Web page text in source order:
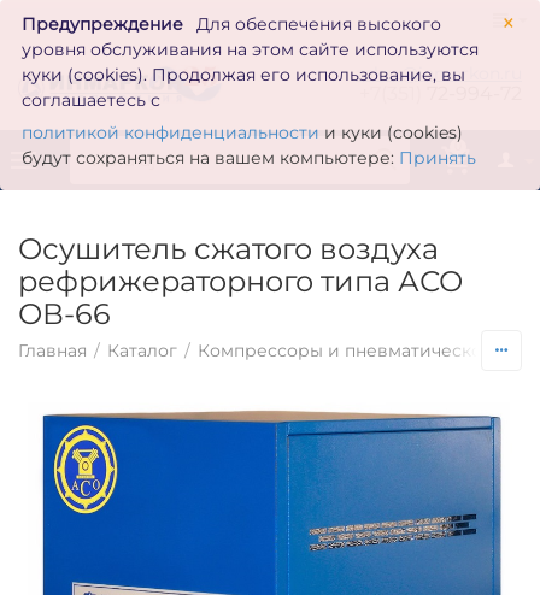
×
Предупреждение
Для обеспечения высокого
уровня обслуживания на этом сайте используются
куки (cookies). Продолжая его использование, вы
соглашаетесь с
политикой конфиденциальности и куки (cookies)
будут сохраняться на вашем компьютере: Принять
zakaz@inmarkon.ru
0
Осушитель сжатого воздуха
рефрижераторного типа АСО
ОВ-66
Главная / Каталог / Компрессоры и пневматическое